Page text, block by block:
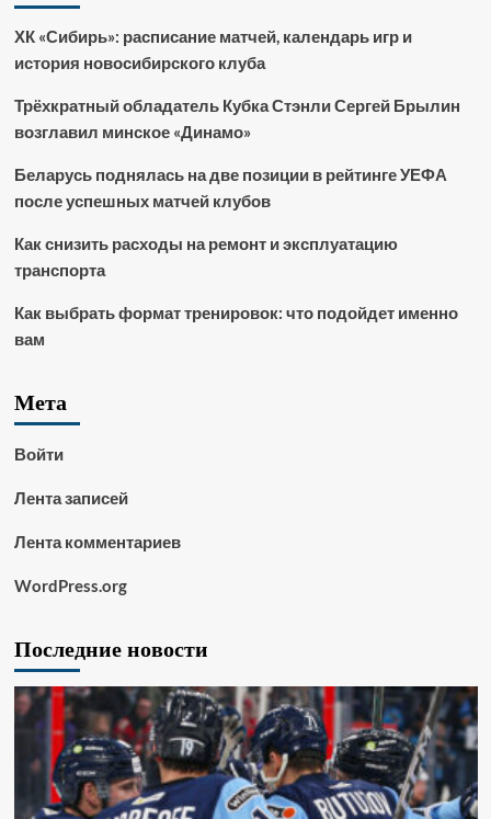
ХК «Сибирь»: расписание матчей, календарь игр и
история новосибирского клуба
Трёхкратный обладатель Кубка Стэнли Сергей Брылин
возглавил минское «Динамо»
Беларусь поднялась на две позиции в рейтинге УЕФА
после успешных матчей клубов
Как снизить расходы на ремонт и эксплуатацию
транспорта
Как выбрать формат тренировок: что подойдет именно
вам
Мета
Войти
Лента записей
Лента комментариев
WordPress.org
Последние новости